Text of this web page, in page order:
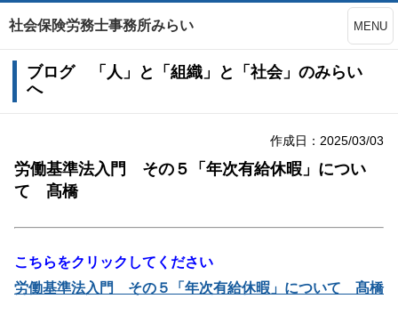
社会保険労務士事務所みらい MENU
ブログ 「人」と「組織」と「社会」のみらい
へ
作成日：2025/03/03
労働基準法入門 その５「年次有給休暇」につい
て 髙橋
こちらをクリックしてください
労働基準法入門 その５「年次有給休暇」について 髙橋